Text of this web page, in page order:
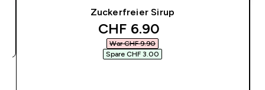
Zuckerfreier Sirup
discounted price
CHF 6.90‎
War CHF 9.90‎
Spare CHF 3.00‎